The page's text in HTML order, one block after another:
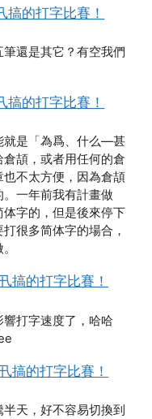
搞的打字比賽！
還是其它？有空我們
搞的打字比賽！
就是「為爲、什么―甚
頡，或者用任何的倉
不太方便，因為倉頡
一年前我有計畫做
体字的，但是後來停下
很多简体字的場合，
搞的打字比賽！
打字速度了，哈哈
搞的打字比賽！
天，好不容易切換到